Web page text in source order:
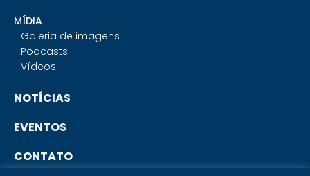
MÍDIA
Galeria de imagens
Podcasts
Vídeos
NOTÍCIAS
EVENTOS
CONTATO